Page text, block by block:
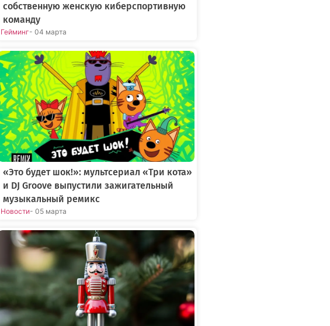
собственную женскую киберспортивную
команду
Гейминг- 04 марта
«Это будет шок!»: мультсериал «Три кота»
и DJ Groove выпустили зажигательный
музыкальный ремикс
Новости- 05 марта